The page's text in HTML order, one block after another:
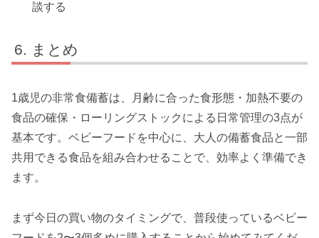
談する
まとめ
1歳児の非常食備蓄は、月齢に合った食形態・加熱不要の
食品の確保・ローリングストックによる日常管理の3点が
基本です。ベビーフードを中心に、大人の備蓄食品と一部
共用できる食品を組み合わせることで、効率よく準備でき
ます。
まず今日の買い物のタイミングで、普段使っているベビー